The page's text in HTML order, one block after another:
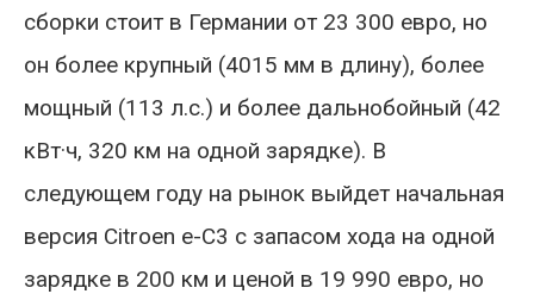
сборки стоит в Германии от 23 300 евро, но
он более крупный (4015 мм в длину), более
мощный (113 л.с.) и более дальнобойный (42
кВт·ч, 320 км на одной зарядке). В
следующем году на рынок выйдет начальная
версия Citroen e-C3 с запасом хода на одной
зарядке в 200 км и ценой в 19 990 евро, но